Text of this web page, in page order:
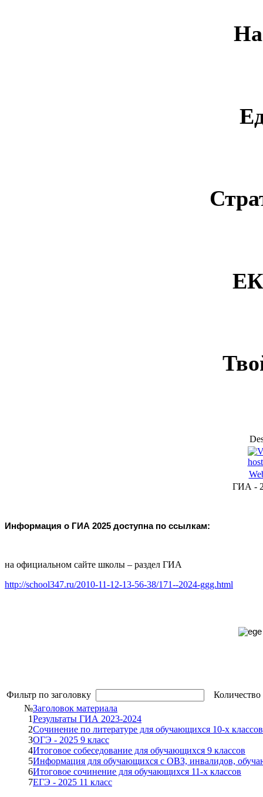
ГИА -
Информация о ГИА 2025 доступна по ссылкам:
на официальном сайте школы – раздел ГИА
http://school347.ru/2010-11-12-13-56-38/171--2024-ggg.html
Фильтр по заголовку
№Заголовок материала
1Результаты ГИА 2023-2024
2Сочинение по литературе для обучающихся 10-х классов
3ОГЭ - 2025 9 класс
4Итоговое собеседование для обучающихся 9 классов
5Информация для обучающихся с ОВЗ, инвалидов,
6Итоговое сочинение для обучающихся 11-х классов
7ЕГЭ - 2025 11 класс